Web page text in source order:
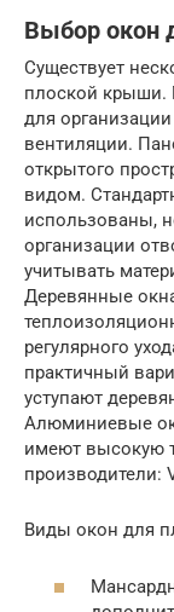
Выбор окон
Существует
плоской крыши.
для
вентиляции.
открытого
видом.
использованы,
организации
учитывать
Деревянные
регулярного
практичный
уступают
Алюминиевые
имеют высокую
производители:
Виды окон для